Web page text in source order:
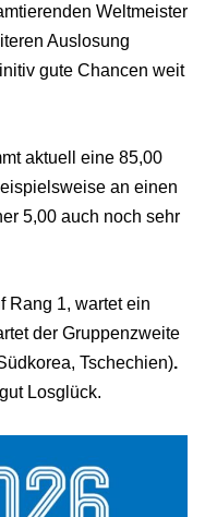
Weltmeister
Auslosung
gute Chancen weit
aktuell eine 85,00
an einen
5,00 auch noch sehr
Rang 1, wartet ein
der Gruppenzweite
Tschechien).
Losglück.